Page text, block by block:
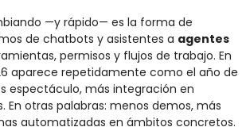
—y rápido— es la forma de
de chatbots y asistentes a agentes
permisos y flujos de trabajo. En
aparece repetidamente como el año de
espectáculo, más integración en
En otras palabras: menos demos, más
automatizadas en ámbitos concretos.